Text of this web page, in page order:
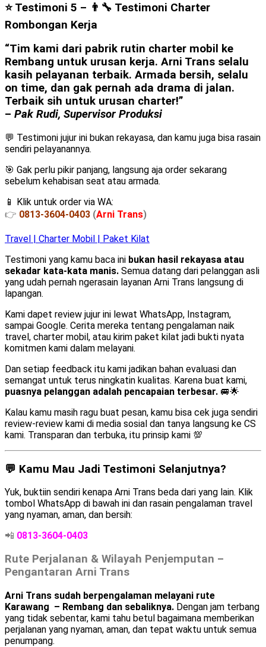
⭐ Testimoni 5 – 👨‍🔧 Testimoni Charter
Rombongan Kerja
“Tim kami dari pabrik rutin charter mobil ke
Rembang untuk urusan kerja. Arni Trans selalu
kasih pelayanan terbaik. Armada bersih, selalu
on time, dan gak pernah ada drama di jalan.
Terbaik sih untuk urusan charter!”
– Pak Rudi, Supervisor Produksi
💬 Testimoni jujur ini bukan rekayasa, dan kamu juga bisa rasain
sendiri pelayanannya.
🎯 Gak perlu pikir panjang, langsung aja order sekarang
sebelum kehabisan seat atau armada.
📱 Klik untuk order via WA:
👉 0813-3604-0403 (Arni Trans)
Travel | Charter Mobil | Paket Kilat
Testimoni yang kamu baca ini bukan hasil rekayasa atau
sekadar kata-kata manis. Semua datang dari pelanggan asli
yang udah pernah ngerasain layanan Arni Trans langsung di
lapangan.
Kami dapet review jujur ini lewat WhatsApp, Instagram,
sampai Google. Cerita mereka tentang pengalaman naik
travel, charter mobil, atau kirim paket kilat jadi bukti nyata
komitmen kami dalam melayani.
Dan setiap feedback itu kami jadikan bahan evaluasi dan
semangat untuk terus ningkatin kualitas. Karena buat kami,
puasnya pelanggan adalah pencapaian terbesar. 🚐🌟
Kalau kamu masih ragu buat pesan, kamu bisa cek juga sendiri
review-review kami di media sosial dan tanya langsung ke CS
kami. Transparan dan terbuka, itu prinsip kami 💯
💬 Kamu Mau Jadi Testimoni Selanjutnya?
Yuk, buktiin sendiri kenapa Arni Trans beda dari yang lain. Klik
tombol WhatsApp di bawah ini dan rasain pengalaman travel
yang nyaman, aman, dan bersih:
📲 0813-3604-0403
Rute Perjalanan & Wilayah Penjemputan –
Pengantaran Arni Trans
Arni Trans sudah berpengalaman melayani rute
Karawang – Rembang dan sebaliknya. Dengan jam terbang
yang tidak sebentar, kami tahu betul bagaimana memberikan
perjalanan yang nyaman, aman, dan tepat waktu untuk semua
penumpang.